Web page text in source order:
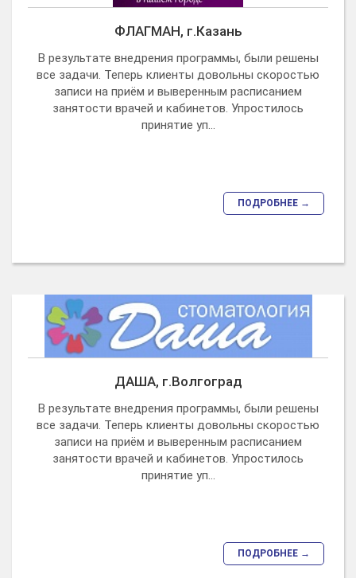
ФЛАГМАН, г.Казань
В результате внедрения программы, были решены
все задачи. Теперь клиенты довольны скоростью
записи на приём и выверенным расписанием
занятости врачей и кабинетов. Упростилось
принятие уп...
ПОДРОБНЕЕ →
ДАША, г.Волгоград
В результате внедрения программы, были решены
все задачи. Теперь клиенты довольны скоростью
записи на приём и выверенным расписанием
занятости врачей и кабинетов. Упростилось
принятие уп...
ПОДРОБНЕЕ →